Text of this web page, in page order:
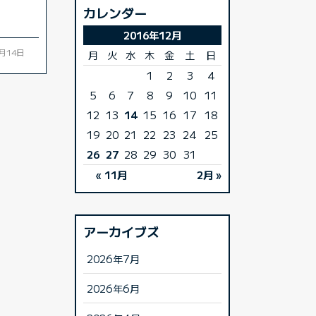
14日
カレンダー
2016年12月
月
火 水 木 金 土 日
« 11月 2月 »
1 2 3
4
5
6 7 8 9 10 11
12 13 14 15 16 17 18
19 20 21 22 23 24 25
26 27 28 29 30 31
アーカイブズ
2026年7月
2026年6月